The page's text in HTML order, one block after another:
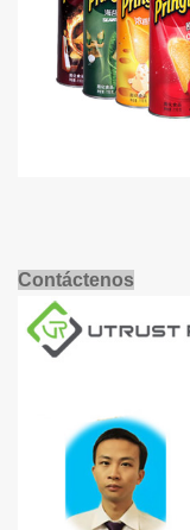
Contáctenos